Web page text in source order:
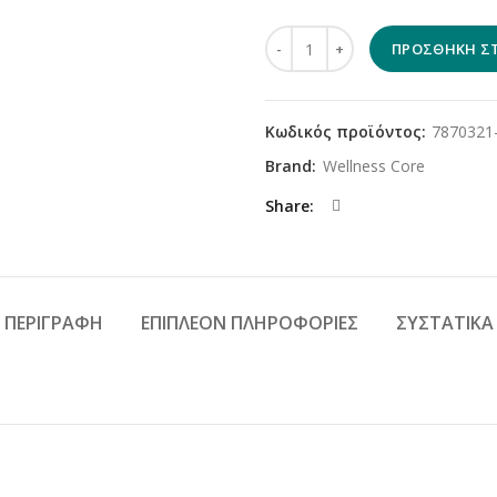
Wellness Core Grain Free
ΠΡΟΣΘΉΚΗ
Κωδικός προϊόντος:
Brand: Wellness Core
Share
ΠΕΡΙΓΡΑΦΉ ΕΠΙΠΛΈΟΝ ΠΛΗΡΟΦΟΡΊΕΣ ΣΥΣΤΑΤΙΚΆ